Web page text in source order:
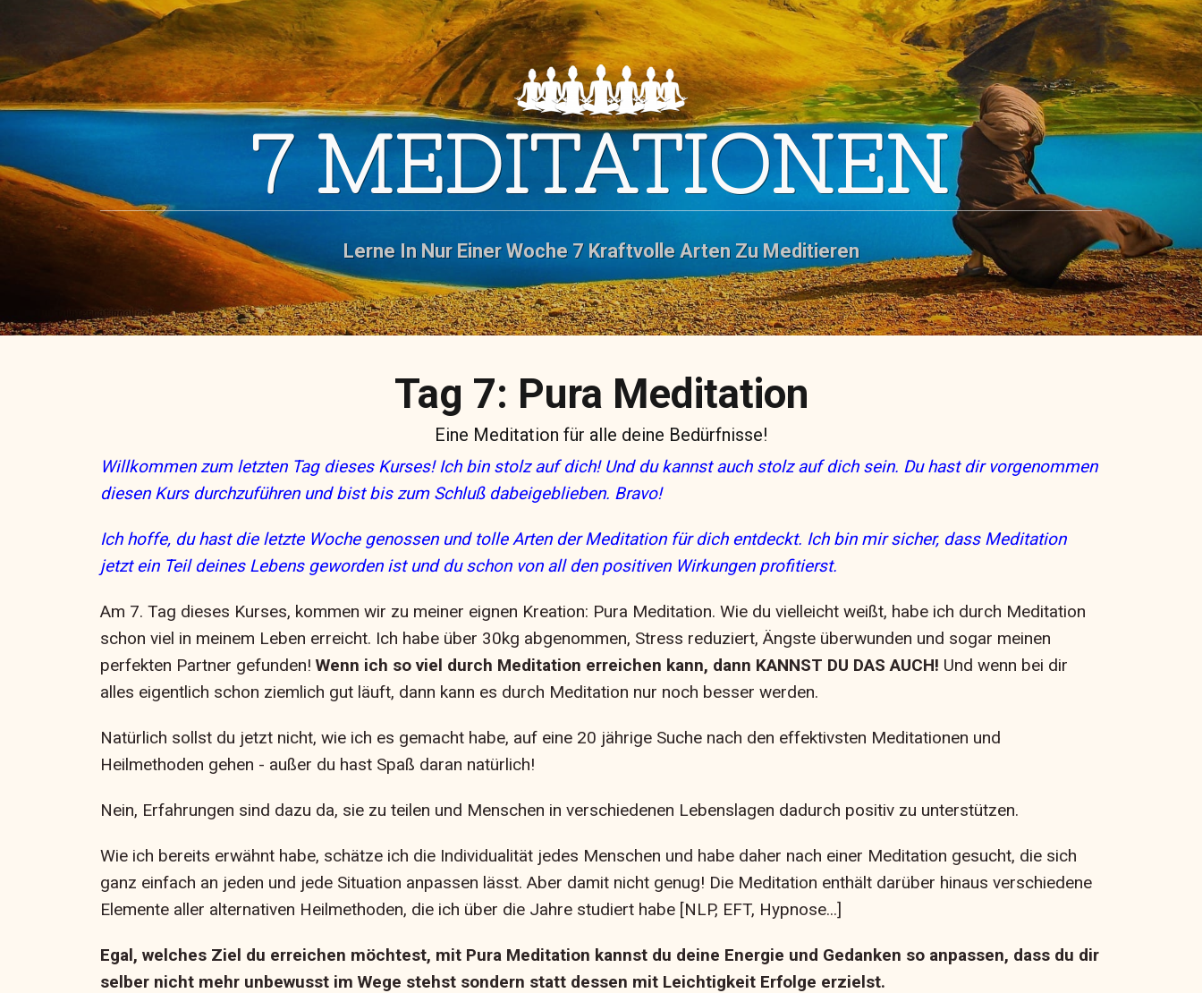
7 MEDITATIONEN
Lerne In Nur Einer Woche 7 Kraftvolle Arten Zu Meditieren
Tag 7: Pura Meditation
Eine Meditation für alle deine Bedürfnisse!
Willkommen zum letzten Tag dieses Kurses! Ich bin stolz auf dich! Und du kannst auch stolz auf dich sein. Du hast dir vorgenommen
diesen Kurs durchzuführen und bist bis zum Schluß dabeigeblieben. Bravo!
Ich hoffe, du hast die letzte Woche genossen und tolle Arten der Meditation für dich entdeckt. Ich bin mir sicher, dass Meditation
jetzt ein Teil deines Lebens geworden ist und du schon von all den positiven Wirkungen profitierst.
Am 7. Tag dieses Kurses, kommen wir zu meiner eignen Kreation: Pura Meditation. Wie du vielleicht weißt, habe ich durch Meditation
schon viel in meinem Leben erreicht. Ich habe über 30kg abgenommen, Stress reduziert, Ängste überwunden und sogar meinen
perfekten Partner gefunden! Wenn ich so viel durch Meditation erreichen kann, dann KANNST DU DAS AUCH! Und wenn bei dir
alles eigentlich schon ziemlich gut läuft, dann kann es durch Meditation nur noch besser werden.
Natürlich sollst du jetzt nicht, wie ich es gemacht habe, auf eine 20 jährige Suche nach den effektivsten Meditationen und
Heilmethoden gehen - außer du hast Spaß daran natürlich!
Nein, Erfahrungen sind dazu da, sie zu teilen und Menschen in verschiedenen Lebenslagen dadurch positiv zu unterstützen.
Wie ich bereits erwähnt habe, schätze ich die Individualität jedes Menschen und habe daher nach einer Meditation gesucht, die sich
ganz einfach an jeden und jede Situation anpassen lässt. Aber damit nicht genug! Die Meditation enthält darüber hinaus verschiedene
Elemente aller alternativen Heilmethoden, die ich über die Jahre studiert habe [NLP, EFT, Hypnose...]
Egal, welches Ziel du erreichen möchtest, mit Pura Meditation kannst du deine Energie und Gedanken so anpassen, dass du dir
selber nicht mehr unbewusst im Wege stehst sondern statt dessen mit Leichtigkeit Erfolge erzielst.